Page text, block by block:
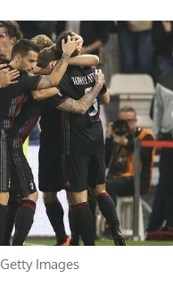
Images